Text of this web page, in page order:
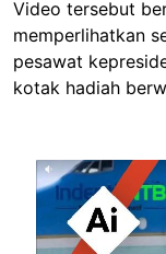
Video tersebut
memperlihatkan
pesawat
kotak hadiah
Image